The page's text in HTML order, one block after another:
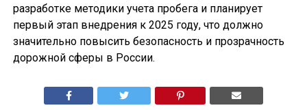
разработке методики учета пробега и планирует
первый этап внедрения к 2025 году, что должно
значительно повысить безопасность и прозрачность
дорожной сферы в России.